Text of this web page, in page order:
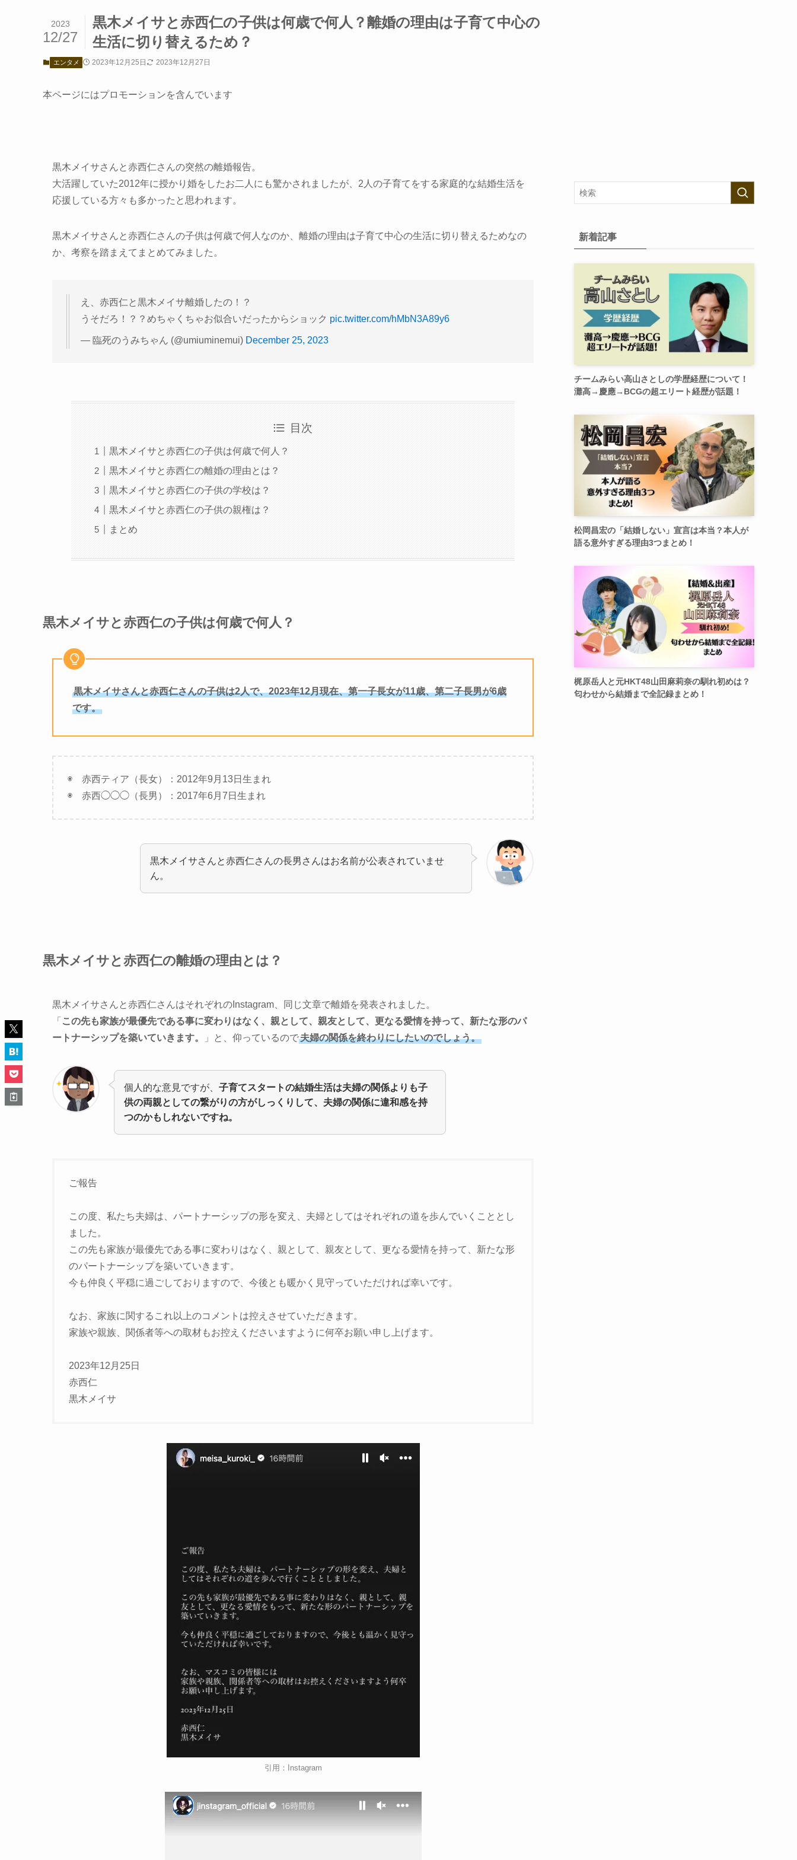
黒木メイサと赤西仁の子供は何歳で何人？離婚の理由は子育て中心の
生活に切り替えるため？
2023
12/27
エンタメ 2023年12月25日 2023年12月27日
本ページにはプロモーションを含んでいます
黒木メイサさんと赤西仁さんの突然の離婚報告。
大活躍していた2012年に授かり婚をしたお二人にも驚かされましたが、2人の子育てをする家庭的な結婚生活を
応援している方々も多かったと思われます。
黒木メイサさんと赤西仁さんの子供は何歳で何人なのか、離婚の理由は子育て中心の生活に切り替えるためなの
か、考察を踏まえてまとめてみました。
え、赤西仁と黒木メイサ離婚したの！？
うそだろ！？？めちゃくちゃお似合いだったからショック pic.twitter.com/hMbN3A89y6
— 臨死のうみちゃん (@umiuminemui) December 25, 2023
目次
黒木メイサと赤西仁の子供は何歳で何人？
黒木メイサと赤西仁の離婚の理由とは？
黒木メイサと赤西仁の子供の学校は？
黒木メイサと赤西仁の子供の親権は？
まとめ
黒木メイサと赤西仁の子供は何歳で何人？
黒木メイサさんと赤西仁さんの子供は2人で、2023年12月現在、第一子長女が11歳、第二子長男が6歳
です。
◉ 赤西ティア（長女）：2012年9月13日生まれ
◉ 赤西◯◯◯（長男）：2017年6月7日生まれ
黒木メイサさんと赤西仁さんの長男さんはお名前が公表されていませ
ん。
黒木メイサと赤西仁の離婚の理由とは？
黒木メイサさんと赤西仁さんはそれぞれのInstagram、同じ文章で離婚を発表されました。
「 この先も家族が最優先である事に変わりはなく、親として、親友として、更なる愛情を持って、新たな形のパ
ートナーシップを築いていきます。
」と、仰っているので夫婦の関係を終わりにしたいのでしょう。
個人的な意見ですが、 子育てスタートの結婚生活は夫婦の関係よりも子
供の両親としての繋がりの方がしっくりして、夫婦の関係に違和感を持
つのかもしれないですね。
ご報告
この度、私たち夫婦は、パートナーシップの形を変え、夫婦としてはそれぞれの道を歩んでいくこととし
ました。
この先も家族が最優先である事に変わりはなく、親として、親友として、更なる愛情を持って、新たな形
のパートナーシップを築いていきます。
今も仲良く平穏に過ごしておりますので、今後とも暖かく見守っていただければ幸いです。
なお、家族に関するこれ以上のコメントは控えさせていただきます。
家族や親族、関係者等への取材もお控えくださいますように何卒お願い申し上げます。
2023年12月25日
赤西仁
黒木メイサ
引用：Instagram
新着記事
チームみらい高山さとしの学歴経歴について！
灘高→慶應→BCGの超エリート経歴が話題！
松岡昌宏の「結婚しない」宣言は本当？本人が
語る意外すぎる理由3つまとめ！
梶原岳人と元HKT48山田麻莉奈の馴れ初めは？
匂わせから結婚まで全記録まとめ！